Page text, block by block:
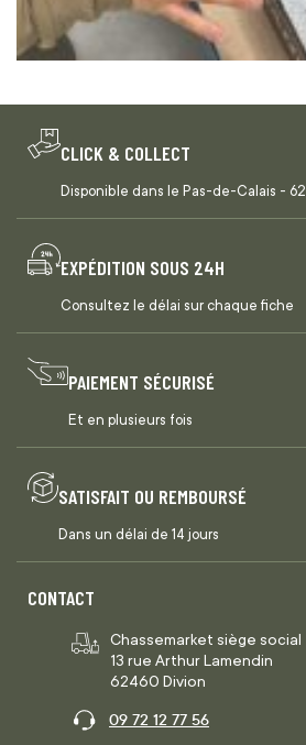
CLICK & COLLECT
Disponible dans le Pas-de-Calais - 62
EXPÉDITION SOUS 24H
Consultez le délai sur chaque fiche
PAIEMENT SÉCURISÉ
Et en plusieurs fois
SATISFAIT OU REMBOURSÉ
Dans un délai de 14 jours
CONTACT
Chassemarket siège social
13 rue Arthur Lamendin
62460 Divion
09 72 12 77 56